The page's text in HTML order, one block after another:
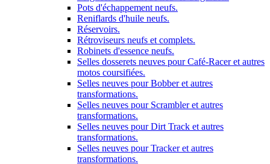
Pots d'échappement neufs.
Reniflards d'huile neufs.
Réservoirs.
Rétroviseurs neufs et complets.
Robinets d'essence neufs.
Selles dosserets neuves pour Café-Racer et autres
motos coursifiées.
Selles neuves pour Bobber et autres
transformations.
Selles neuves pour Scrambler et autres
transformations.
Selles neuves pour Dirt Track et autres
transformations.
Selles neuves pour Tracker et autres
transformations.